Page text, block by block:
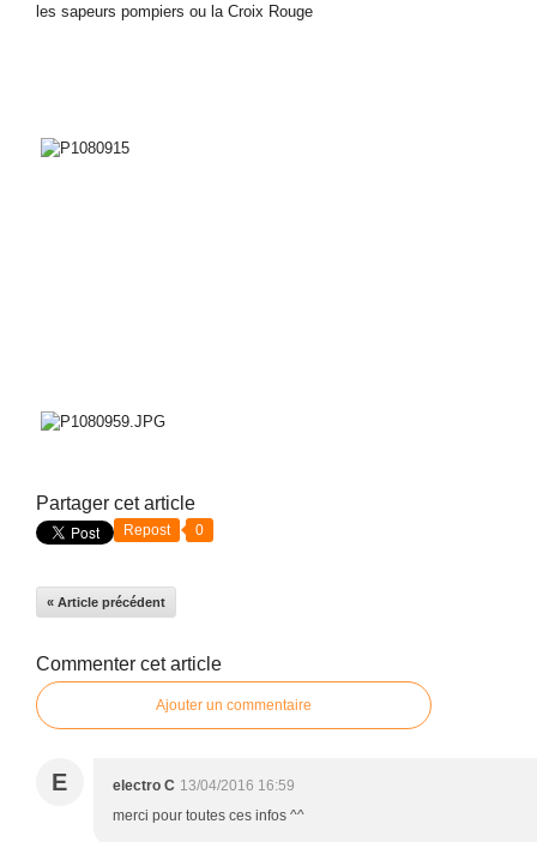
les sapeurs pompiers ou la Croix Rouge
Partager cet article
Repost 0
« Article précédent
Commenter cet article
Ajouter un commentaire
E electro C 13/04/2016 16:59
merci pour toutes ces infos ^^